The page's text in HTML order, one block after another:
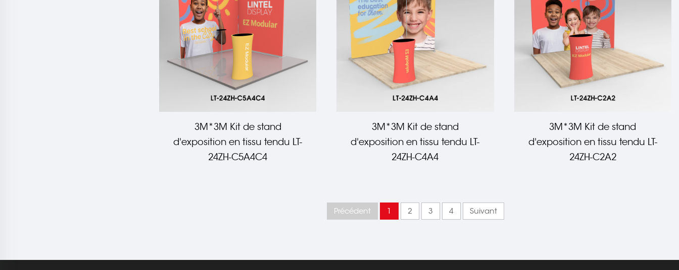
3M*3M Kit de stand
d'exposition en tissu tendu LT-
24ZH-C5A4C4
3M*3M Kit de stand
d'exposition en tissu tendu LT-
24ZH-C4A4
3M*3M Kit de stand
d'exposition en tissu tendu LT-
24ZH-C2A2
Précédent 1 2 3 4 Suivant